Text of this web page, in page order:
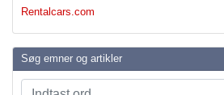
Rentalcars.com
Søg emner og artikler